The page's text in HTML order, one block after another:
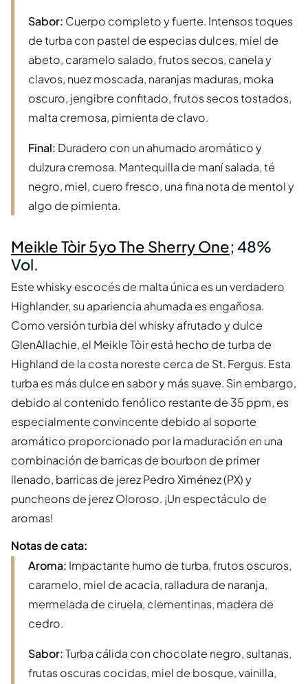
Sabor: Cuerpo completo y fuerte. Intensos toques
de turba con pastel de especias dulces, miel de
abeto, caramelo salado, frutos secos, canela y
clavos, nuez moscada, naranjas maduras, moka
oscuro, jengibre confitado, frutos secos tostados,
malta cremosa, pimienta de clavo.
Final: Duradero con un ahumado aromático y
dulzura cremosa. Mantequilla de maní salada, té
negro, miel, cuero fresco, una fina nota de mentol y
algo de pimienta.
Meikle Tòir 5yo The Sherry One; 48%
Vol.
Este whisky escocés de malta única es un verdadero
Highlander, su apariencia ahumada es engañosa.
Como versión turbia del whisky afrutado y dulce
GlenAllachie, el Meikle Tòir está hecho de turba de
Highland de la costa noreste cerca de St. Fergus. Esta
turba es más dulce en sabor y más suave. Sin embargo,
debido al contenido fenólico restante de 35 ppm, es
especialmente convincente debido al soporte
aromático proporcionado por la maduración en una
combinación de barricas de bourbon de primer
llenado, barricas de jerez Pedro Ximénez (PX) y
puncheons de jerez Oloroso. ¡Un espectáculo de
aromas!
Notas de cata:
Aroma: Impactante humo de turba, frutos oscuros,
caramelo, miel de acacia, ralladura de naranja,
mermelada de ciruela, clementinas, madera de
cedro.
Sabor:Turba cálida con chocolate negro, sultanas,
frutas oscuras cocidas, miel de bosque, vainilla,